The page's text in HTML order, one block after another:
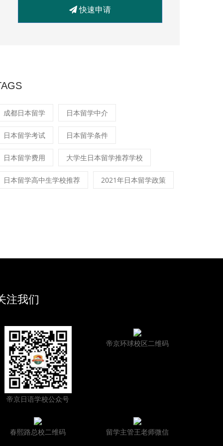
快速申请
成都日本留学 日本留学中介
日本留学考试 日本留学条件
日本留学费用 大学生日本留学推荐学校
日本留学高中生学校推荐 2021年日本留学政策
注我们
帝京日语学校公众号
帝京环球校区二维码
春熙路总校二维码 留学主管王老师微信